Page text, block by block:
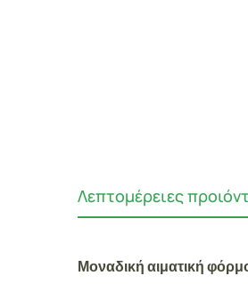
Λεπτομέρειες
Μοναδική αιματική